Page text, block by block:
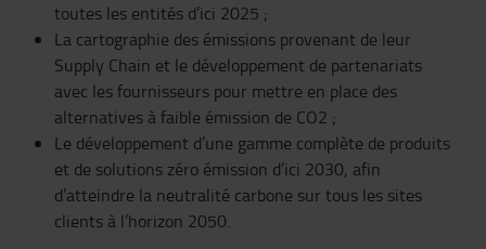
toutes les entités d’ici 2025 ;
La cartographie des émissions provenant de leur
Supply Chain et le développement de partenariats
avec les fournisseurs pour mettre en place des
alternatives à faible émission de CO2 ;
Le développement d’une gamme complète de produits
et de solutions zéro émission d’ici 2030, afin
d’atteindre la neutralité carbone sur tous les sites
clients à l’horizon 2050.